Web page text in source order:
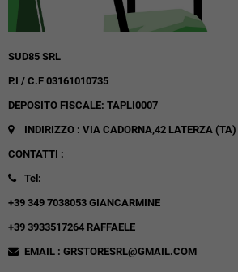
SUD85 SRL
P.I / C.F 03161010735
DEPOSITO FISCALE: TAPLI0007
INDIRIZZO : VIA CADORNA,42 LATERZA (TA)
CONTATTI :
Tel:
+39 349 7038053 GIANCARMINE
+39 3933517264 RAFFAELE
EMAIL : GRSTORESRL@GMAIL.COM